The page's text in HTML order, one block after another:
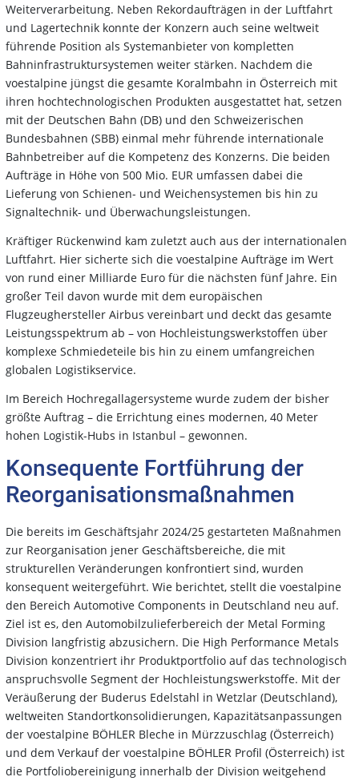
Weiterverarbeitung. Neben Rekordaufträgen in der Luftfahrt
und Lagertechnik konnte der Konzern auch seine weltweit
führende Position als Systemanbieter von kompletten
Bahninfrastruktursystemen weiter stärken. Nachdem die
voestalpine jüngst die gesamte Koralmbahn in Österreich mit
ihren hochtechnologischen Produkten ausgestattet hat, setzen
mit der Deutschen Bahn (DB) und den Schweizerischen
Bundesbahnen (SBB) einmal mehr führende internationale
Bahnbetreiber auf die Kompetenz des Konzerns. Die beiden
Aufträge in Höhe von 500 Mio. EUR umfassen dabei die
Lieferung von Schienen- und Weichensystemen bis hin zu
Signaltechnik- und Überwachungsleistungen.
Kräftiger Rückenwind kam zuletzt auch aus der internationalen
Luftfahrt. Hier sicherte sich die voestalpine Aufträge im Wert
von rund einer Milliarde Euro für die nächsten fünf Jahre. Ein
großer Teil davon wurde mit dem europäischen
Flugzeughersteller Airbus vereinbart und deckt das gesamte
Leistungsspektrum ab – von Hochleistungswerkstoffen über
komplexe Schmiedeteile bis hin zu einem umfangreichen
globalen Logistikservice.
Im Bereich Hochregallagersysteme wurde zudem der bisher
größte Auftrag – die Errichtung eines modernen, 40 Meter
hohen Logistik-Hubs in Istanbul – gewonnen.
Konsequente Fortführung der
Reorganisationsmaßnahmen
Die bereits im Geschäftsjahr 2024/25 gestarteten Maßnahmen
zur Reorganisation jener Geschäftsbereiche, die mit
strukturellen Veränderungen konfrontiert sind, wurden
konsequent weitergeführt. Wie berichtet, stellt die voestalpine
den Bereich Automotive Components in Deutschland neu auf.
Ziel ist es, den Automobilzulieferbereich der Metal Forming
Division langfristig abzusichern. Die High Performance Metals
Division konzentriert ihr Produktportfolio auf das technologisch
anspruchsvolle Segment der Hochleistungswerkstoffe. Mit der
Veräußerung der Buderus Edelstahl in Wetzlar (Deutschland),
weltweiten Standortkonsolidierungen, Kapazitätsanpassungen
der voestalpine BÖHLER Bleche in Mürzzuschlag (Österreich)
und dem Verkauf der voestalpine BÖHLER Profil (Österreich) ist
die Portfoliobereinigung innerhalb der Division weitgehend